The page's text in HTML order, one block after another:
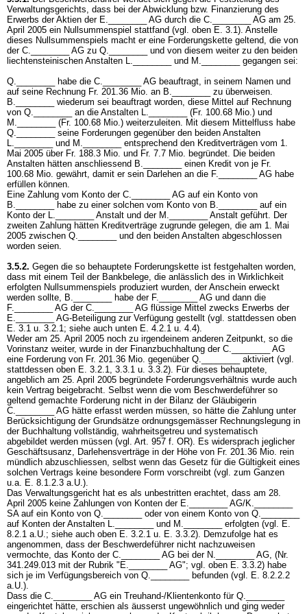
Verwaltungsgerichts, dass bei der Abwicklung bzw. Finanzierung des
Erwerbs der Aktien der E.________ AG durch die C.________ AG am 25.
April 2005 ein Nullsummenspiel stattfand (vgl. oben E. 3.1). Anstelle
dieses Nullsummenspiels macht er eine Forderungskette geltend, die von
der C.________ AG zu Q.________ und von diesem weiter zu den beiden
liechtensteinischen Anstalten L.________ und M.________ gegangen sei:
Q.________ habe die C.________ AG beauftragt, in seinem Namen und
auf seine Rechnung Fr. 201.36 Mio. an B.________ zu überweisen.
B.________ wiederum sei beauftragt worden, diese Mittel auf Rechnung
von Q.________ an die Anstalten L.________ (Fr. 100.68 Mio.) und
M.________ (Fr. 100.68 Mio.) weiterzuleiten. Mit diesem Mittelfluss habe
Q.________ seine Forderungen gegenüber den beiden Anstalten
L.________ und M.________ entsprechend den Kreditverträgen vom 1.
Mai 2005 über Fr. 188.3 Mio. und Fr. 7.7 Mio. begründet. Die beiden
Anstalten hätten anschliessend B.________ einen Kredit von je Fr.
100.68 Mio. gewährt, damit er sein Darlehen an die F.________ AG habe
erfüllen können.
Eine Zahlung vom Konto der C.________ AG auf ein Konto von
B.________ habe zu einer solchen vom Konto von B.________ auf ein
Konto der L.________ Anstalt und der M.________ Anstalt geführt. Der
zweiten Zahlung hätten Kreditverträge zugrunde gelegen, die am 1. Mai
2005 zwischen Q.________ und den beiden Anstalten abgeschlossen
worden seien.
3.5.2. Gegen die so behauptete Forderungskette ist festgehalten worden,
dass mit einem Teil der Bankbelege, die anlässlich des in Wirklichkeit
erfolgten Nullsummenspiels produziert wurden, der Anschein erweckt
werden sollte, B.________ habe der F.________ AG und dann die
F.________ AG der C.________ AG flüssige Mittel zwecks Erwerbs der
E.________ AG-Beteiligung zur Verfügung gestellt (vgl. stattdessen oben
E. 3.1 u. 3.2.1; siehe auch unten E. 4.2.1 u. 4.4).
Weder am 25. April 2005 noch zu irgendeinem anderen Zeitpunkt, so die
Vorinstanz weiter, wurde in der Finanzbuchhaltung der C.________ AG
eine Forderung von Fr. 201.36 Mio. gegenüber Q.________ aktiviert (vgl.
stattdessen oben E. 3.2.1, 3.3.1 u. 3.3.2). Für dieses behauptete,
angeblich am 25. April 2005 begründete Forderungsverhältnis wurde auch
kein Vertrag beigebracht. Selbst wenn die vom Beschwerdeführer so
geltend gemachte Forderung nicht in der Bilanz der Gläubigerin
C.________ AG hätte erfasst werden müssen, so hätte die Zahlung unter
Berücksichtigung der Grundsätze ordnungsgemässer Rechnungslegung in
der Buchhaltung vollständig, wahrheitsgetreu und systematisch
abgebildet werden müssen (vgl. Art. 957 f. OR). Es widersprach jeglicher
Geschäftsusanz, Darlehensverträge in der Höhe von Fr. 201.36 Mio. rein
mündlich abzuschliessen, selbst wenn das Gesetz für die Gültigkeit eines
solchen Vertrags keine besondere Form vorschreibt (vgl. zum Ganzen
u.a. E. 8.1.2.3 a.U.).
Das Verwaltungsgericht hat es als unbestritten erachtet, dass am 28.
April 2005 keine Zahlungen von Konten der E.________ AG/K.________
SA auf ein Konto von Q.________ oder von einem Konto von Q.________
auf Konten der Anstalten L.________ und M.________ erfolgten (vgl. E.
8.2.1 a.U.; siehe auch oben E. 3.2.1 u. E. 3.3.2). Demzufolge hat es
angenommen, dass der Beschwerdeführer nicht nachzuweisen
vermochte, das Konto der C.________ AG bei der N.________ AG, (Nr.
341.249.013 mit der Rubrik "E.________ AG"; vgl. oben E. 3.3.2) habe
sich je im Verfügungsbereich von Q.________ befunden (vgl. E. 8.2.2.2
a.U.).
Dass die C.________ AG ein Treuhand-/Klientenkonto für Q.________
eingerichtet hätte, erschien als äusserst ungewöhnlich und ging weder